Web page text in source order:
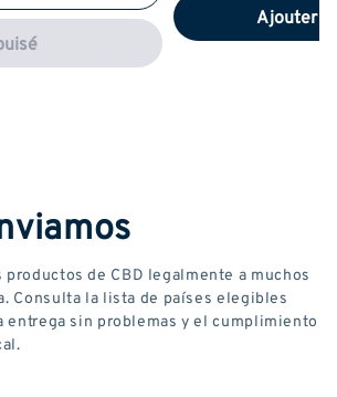
Ajouter
productos de CBD legalmente a muchos
Consulta la lista de países elegibles
entrega sin problemas y el cumplimiento